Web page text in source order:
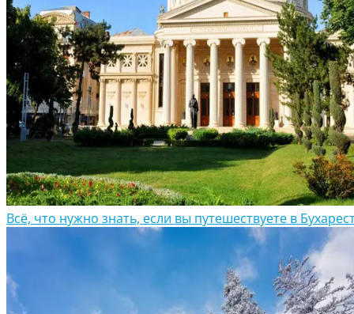
Всё, что нужно знать, если вы путешествуете в